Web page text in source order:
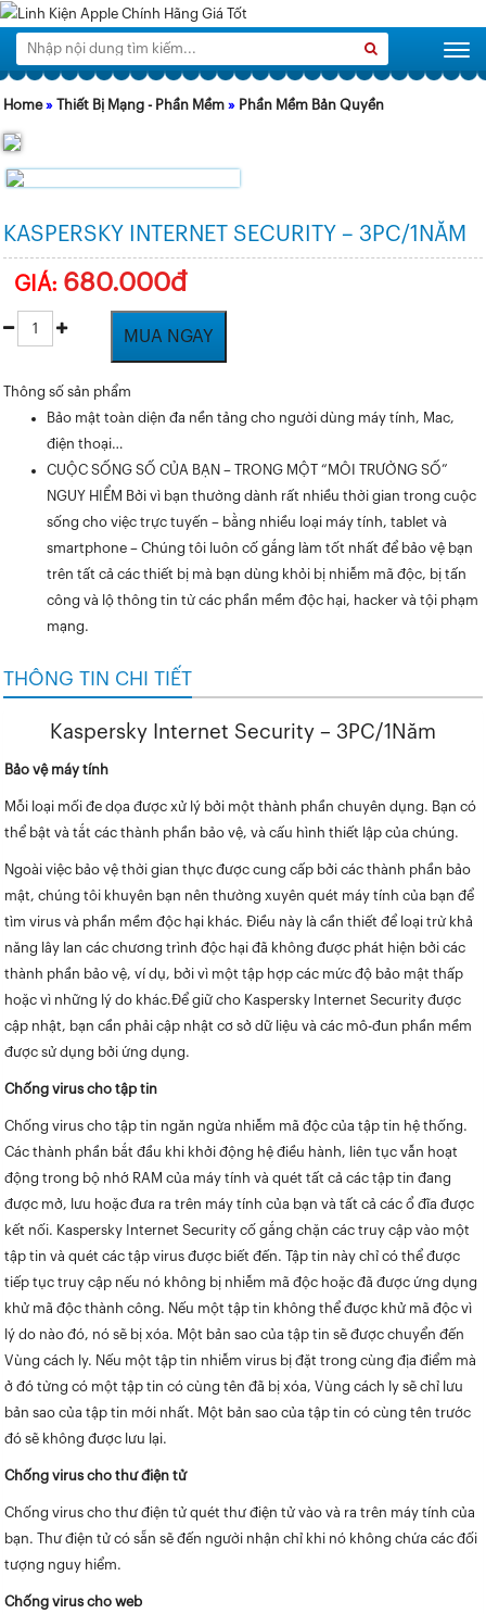
Tìm
kiếm:
Home» Thiết Bị Mạng - Phần Mềm » Phần Mềm Bản Quyền
KASPERSKY INTERNET SECURITY – 3PC/1NĂM
GIÁ: 680.000đ
MUA NGAY
Thông số sản phẩm
Bảo mật toàn diện đa nền tảng cho người dùng máy tính, Mac,
điện thoại…
CUỘC SỐNG SỐ CỦA BẠN – TRONG MỘT “MÔI TRƯỜNG SỐ”
NGUY HIỂM Bởi vì bạn thường dành rất nhiều thời gian trong cuộc
sống cho việc trực tuyến – bằng nhiều loại máy tính, tablet và
smartphone – Chúng tôi luôn cố gắng làm tốt nhất để bảo vệ bạn
trên tất cả các thiết bị mà bạn dùng khỏi bị nhiễm mã độc, bị tấn
công và lộ thông tin từ các phần mềm độc hại, hacker và tội phạm
mạng.
THÔNG TIN CHI TIẾT
Kaspersky Internet Security – 3PC/1Năm
Bảo vệ máy tính
Mỗi loại mối đe dọa được xử lý bởi một thành phần chuyên dụng. Bạn có
thể bật và tắt các thành phần bảo vệ, và cấu hình thiết lập của chúng.
Ngoài việc bảo vệ thời gian thực được cung cấp bởi các thành phần bảo
mật, chúng tôi khuyên bạn nên thường xuyên quét máy tính của bạn để
tìm virus và phần mềm độc hại khác. Điều này là cần thiết để loại trừ khả
năng lây lan các chương trình độc hại đã không được phát hiện bởi các
thành phần bảo vệ, ví dụ, bởi vì một tập hợp các mức độ bảo mật thấp
hoặc vì những lý do khác.Để giữ cho Kaspersky Internet Security được
cập nhật, bạn cần phải cập nhật cơ sở dữ liệu và các mô-đun phần mềm
được sử dụng bởi ứng dụng.
Chống virus cho tập tin
Chống virus cho tập tin ngăn ngừa nhiễm mã độc của tập tin hệ thống.
Các thành phần bắt đầu khi khởi động hệ điều hành, liên tục vẫn hoạt
động trong bộ nhớ RAM của máy tính và quét tất cả các tập tin đang
được mở, lưu hoặc đưa ra trên máy tính của bạn và tất cả các ổ đĩa được
kết nối. Kaspersky Internet Security cố gắng chặn các truy cập vào một
tập tin và quét các tập virus được biết đến. Tập tin này chỉ có thể được
tiếp tục truy cập nếu nó không bị nhiễm mã độc hoặc đã được ứng dụng
khử mã độc thành công. Nếu một tập tin không thể được khử mã độc vì
lý do nào đó, nó sẽ bị xóa. Một bản sao của tập tin sẽ được chuyển đến
Vùng cách ly. Nếu một tập tin nhiễm virus bị đặt trong cùng địa điểm mà
ở đó từng có một tập tin có cùng tên đã bị xóa, Vùng cách ly sẽ chỉ lưu
bản sao của tập tin mới nhất. Một bản sao của tập tin có cùng tên trước
đó sẽ không được lưu lại.
Chống virus cho thư điện tử
Chống virus cho thư điện tử quét thư điện tử vào và ra trên máy tính của
bạn. Thư điện tử có sẵn sẽ đến người nhận chỉ khi nó không chứa các đối
tượng nguy hiểm.
Chống virus cho web